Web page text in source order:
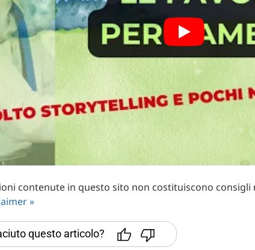
contenute in questo sito non costituiscono
»
questo articolo?